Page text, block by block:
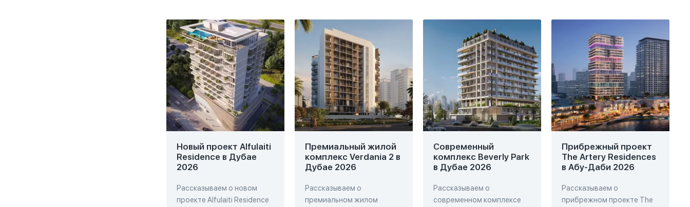
Новый проект Alfulaiti
Residence в Дубае
2026
Рассказываем о новом
проекте Alfulaiti Residence
Премиальный жилой
комплекс Verdania 2 в
Дубае 2026
Рассказываем о
премиальном жилом
Современный
комплекс Beverly Park
в Дубае 2026
Рассказываем о
современном комплексе
Прибрежный проект
The Artery Residences
в Абу-Даби 2026
Рассказываем о
прибрежном проекте The